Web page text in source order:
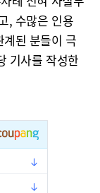
, 수많은 인용
된 분들이 극
기사를 작성한